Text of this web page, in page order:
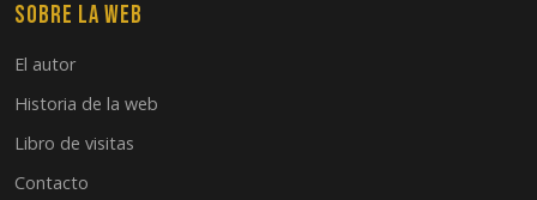
Sobre la web
El autor
Historia de la web
Libro de visitas
Contacto